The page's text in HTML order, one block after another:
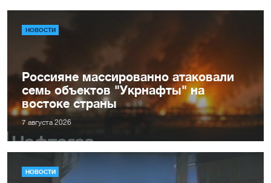
НОВОСТИ
Россияне массированно атаковали
семь объектов "Укрнафты" на
востоке страны
7 августа 2026
НОВОСТИ